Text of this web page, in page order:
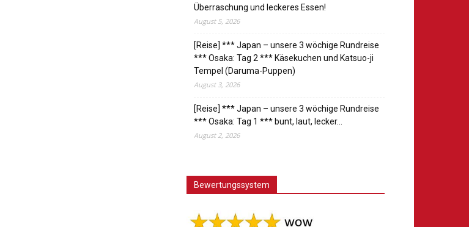
Überraschung und leckeres Essen!
August 5, 2026
[Reise] *** Japan – unsere 3 wöchige Rundreise
*** Osaka: Tag 2 *** Käsekuchen und Katsuo-ji
Tempel (Daruma-Puppen)
August 3, 2026
[Reise] *** Japan – unsere 3 wöchige Rundreise
*** Osaka: Tag 1 *** bunt, laut, lecker…
August 2, 2026
Bewertungssystem